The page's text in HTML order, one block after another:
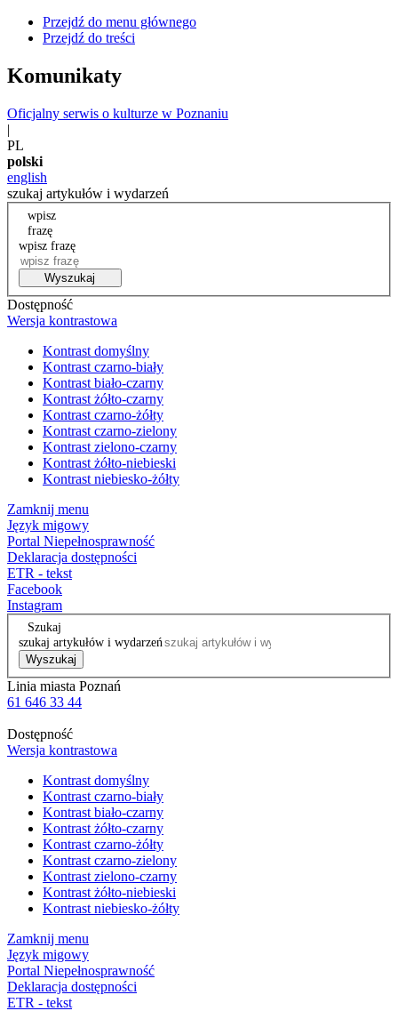
Przejdź do menu głównego
Przejdź do treści
Komunikaty
Oficjalny serwis o kulturze w Poznaniu
|
PL
polski
english
szukaj artykułów i wydarzeń
wpisz
frazę
wpisz frazę
Wyszukaj
Dostępność
Wersja kontrastowa
Kontrast domyślny
Kontrast czarno-biały
Kontrast biało-czarny
Kontrast żółto-czarny
Kontrast czarno-żółty
Kontrast czarno-zielony
Kontrast zielono-czarny
Kontrast żółto-niebieski
Kontrast niebiesko-żółty
Zamknij menu
Język migowy
Portal Niepełnosprawność
Deklaracja dostępności
ETR - tekst
Facebook
Instagram
Szukaj
szukaj artykułów i wydarzeń
Wyszukaj
Linia miasta Poznań
61 646 33 44
Dostępność
Wersja kontrastowa
Kontrast domyślny
Kontrast czarno-biały
Kontrast biało-czarny
Kontrast żółto-czarny
Kontrast czarno-żółty
Kontrast czarno-zielony
Kontrast zielono-czarny
Kontrast żółto-niebieski
Kontrast niebiesko-żółty
Zamknij menu
Język migowy
Portal Niepełnosprawność
Deklaracja dostępności
ETR - tekst